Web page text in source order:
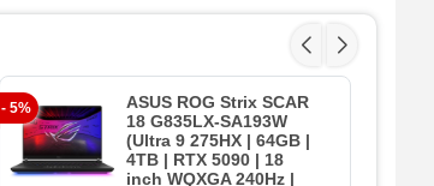
- 5%
ASUS ROG Strix SCAR
18 G835LX-SA193W
(Ultra 9 275HX | 64GB |
4TB | RTX 5090 | 18
inch WQXGA 240Hz |